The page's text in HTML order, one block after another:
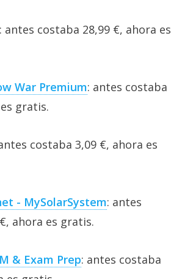
: antes costaba 28,99 €, ahora es
War Premium: antes costaba
gratis.
costaba 3,09 €, ahora es
- MySolarSystem: antes
ahora es gratis.
& Exam Prep: antes costaba